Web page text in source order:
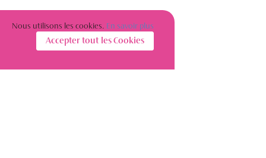
Nous utilisons les cookies. En savoir plus
Accepter tout les Cookies